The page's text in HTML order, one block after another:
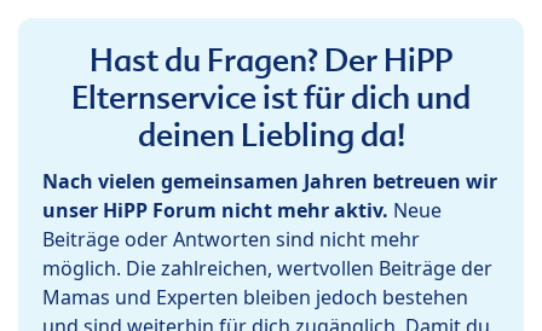
Hast du Fragen? Der HiPP
Elternservice ist für dich und
deinen Liebling da!
Nach vielen gemeinsamen Jahren betreuen wir
unser HiPP Forum nicht mehr aktiv. Neue
Beiträge oder Antworten sind nicht mehr
möglich. Die zahlreichen, wertvollen Beiträge der
Mamas und Experten bleiben jedoch bestehen